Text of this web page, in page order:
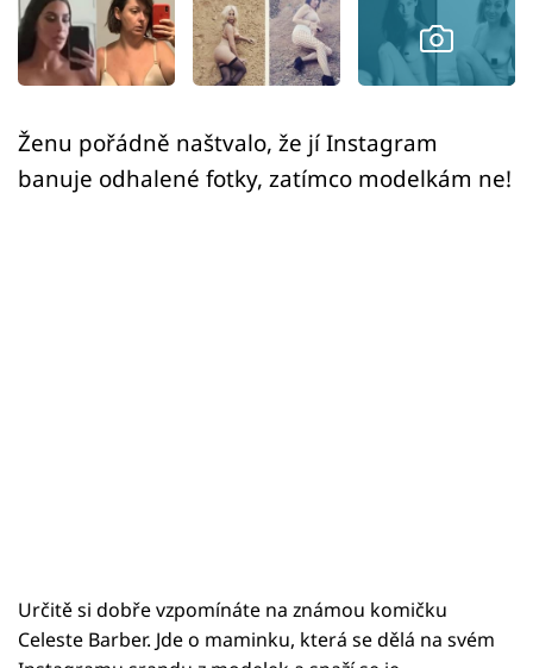
Sledujte nás
Ženu pořádně naštvalo, že jí Instagram
banuje odhalené fotky, zatímco modelkám ne!
Určitě si dobře vzpomínáte na známou komičku
Celeste Barber. Jde o maminku, která se dělá na svém